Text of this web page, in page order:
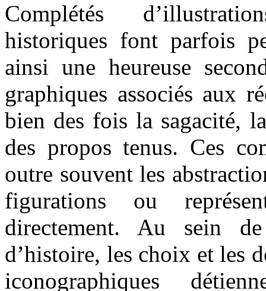
Complétés
historiques font parfois
ainsi une heureuse
graphiques associés aux
bien des fois la sagacité,
des propos tenus. Ces
outre souvent les
figurations ou
directement. Au sein
d’histoire, les choix et les
iconographiques